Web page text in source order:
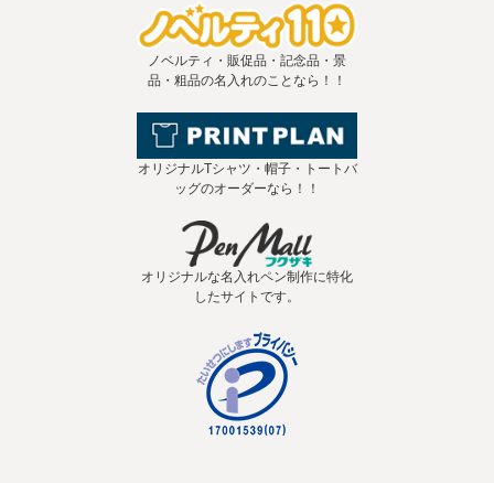
ノベルティ・販促品・記念品・景
品・粗品の名入れのことなら！！
オリジナルTシャツ・帽子・トートバ
ッグのオーダーなら！！
オリジナルな名入れペン制作に特化
したサイトです。